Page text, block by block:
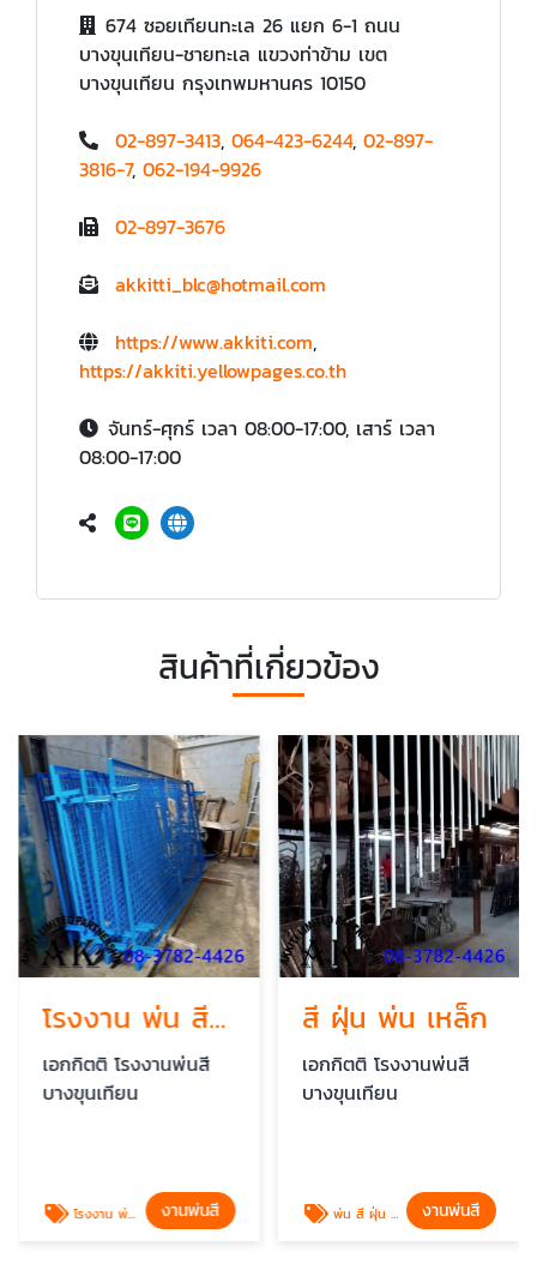
674 ซอยเทียนทะเล 26 แยก 6-1 ถนน
บางขุนเทียน-ชายทะเล แขวงท่าข้าม เขต
บางขุนเทียน กรุงเทพมหานคร 10150
02-897-3413, 064-423-6244, 02-897-
3816-7, 062-194-9926
02-897-3676
akkitti_blc@hotmail.com
https://www.akkiti.com,
https://akkiti.yellowpages.co.th
จันทร์-ศุกร์ เวลา 08:00-17:00, เสาร์ เวลา
08:00-17:00
สินค้าที่เกี่ยวข้อง
โรงงาน พ่น สี ฝุ่น สมุทรสาคร
เอกกิตติ โรงงานพ่นสี
บางขุนเทียน
โรงงาน พ่น สี ฝุ่น อุตสาหกรรม งานพ่นสี
สี ฝุ่น พ่น เหล็ก
เอกกิตติ โรงงานพ่นสี
บางขุนเทียน
พ่น สี ฝุ่น powder coating งานพ่นสี